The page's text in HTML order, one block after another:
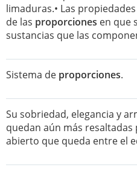
limaduras.• Las
de las proporciones en que
sustancias que las
Sistema de proporciones.
Su sobriedad, elegancia y
quedan aún más
abierto que queda entre el